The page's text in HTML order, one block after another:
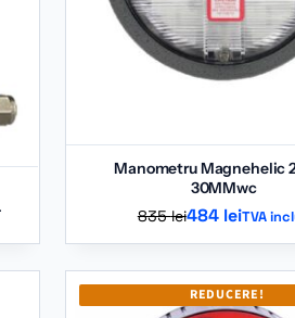
Manometru Magnehelic
30MMwc
835lei
Prețul
inițial
a
fost:
484 lei
Prețul
curent
este:
484 lei.
TVA
REDUCERE!